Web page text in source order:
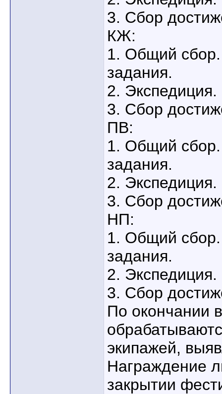
3. Сбор
КЖ:
1. Общий
задания.
2. Экспедиция.
3. Сбор
ПВ:
1. Общий
задания.
2. Экспедиция.
3. Сбор
НП:
1. Общий
задания.
2. Экспедиция.
3. Сбор
По окончании
экипажей,
Награждение
закрытии